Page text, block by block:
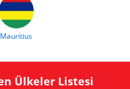
Mauritius
Ülkeler Listesi